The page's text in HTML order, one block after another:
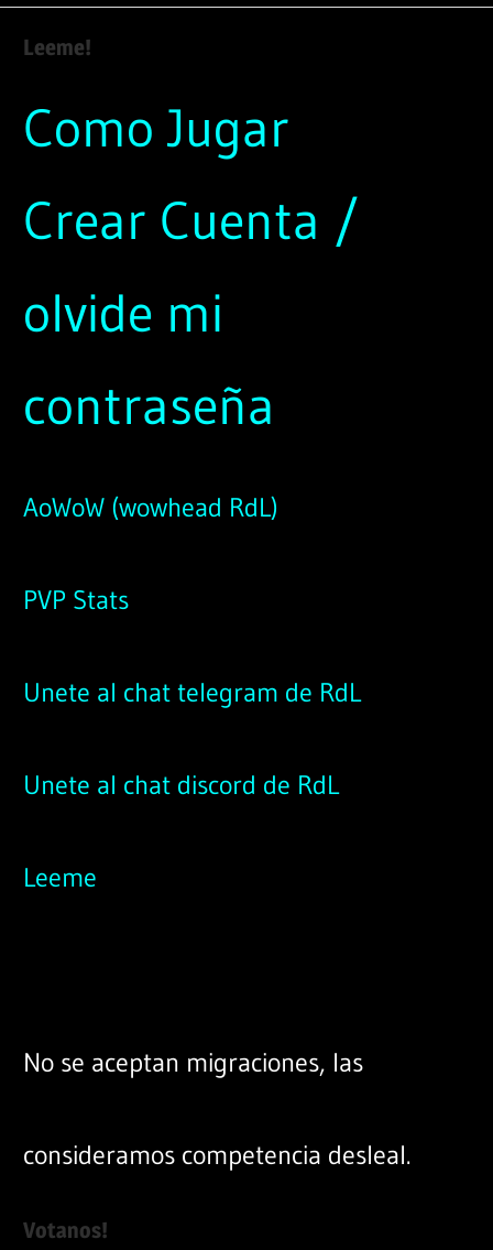
Leeme!
Como Jugar
Crear Cuenta /
olvide mi
contraseña
AoWoW (wowhead RdL)
PVP Stats
Unete al chat telegram de RdL
Unete al chat discord de RdL
Leeme
No se aceptan migraciones, las
consideramos competencia desleal.
Votanos!